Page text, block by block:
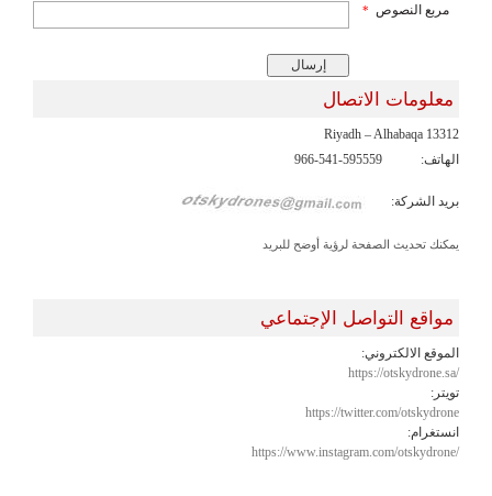
مربع النصوص *
معلومات الاتصال
Riyadh – Alhabaqa 13312
الهاتف:
966-541-595559
بريد الشركة:
يمكنك تحديث الصفحة لرؤية أوضح للبريد
مواقع التواصل الإجتماعي
الموقع الالكتروني:
https://otskydrone.sa/
تويتر:
https://twitter.com/otskydrone
انستغرام:
https://www.instagram.com/otskydrone/